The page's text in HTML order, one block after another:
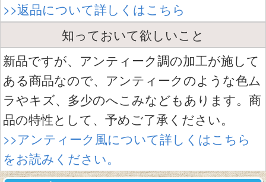
>>返品について詳しくはこちら
知っておいて欲しいこと
新品ですが、アンティーク調の加工が施して
ある商品なので、アンティークのような色ム
ラやキズ、多少のへこみなどもあります。商
品の特性として、予めご了承ください。
>>アンティーク風について詳しくはこちら
をお読みください。